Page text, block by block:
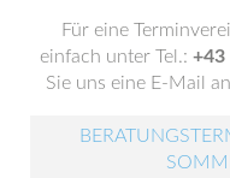
Für eine
einfach unter Tel.: +43
Sie uns eine E-Mail an